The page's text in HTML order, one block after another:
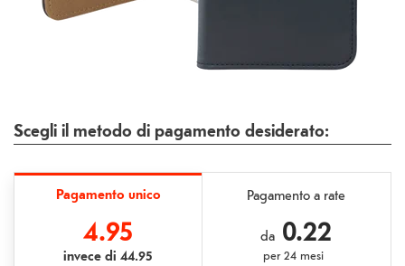
Scegli il metodo di pagamento desiderato:
Pagamento unico
4.95
invece di 44.95
Pagamento a rate
da 0.22
per24 mesi